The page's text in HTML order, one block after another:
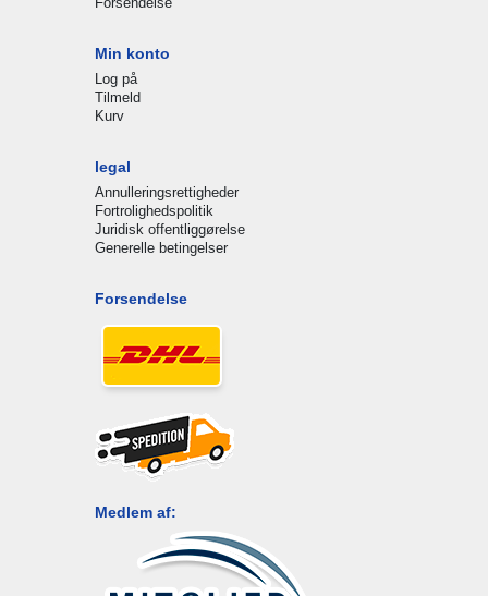
Min konto
Log på
Tilmeld
Kurv
legal
Annulleringsrettigheder
Fortrolighedspolitik
Juridisk offentliggørelse
Generelle betingelser
Forsendelse
Medlem af: